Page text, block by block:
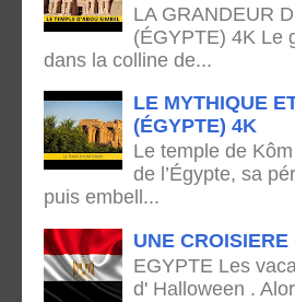
LA GRANDEUR
(ÉGYPTE) 4K Le
dans la colline de...
LE MYTHIQUE
(ÉGYPTE) 4K
Le temple de
de l’Égypte, sa
puis embell...
UNE
EGYPTE Les
d' Halloween .